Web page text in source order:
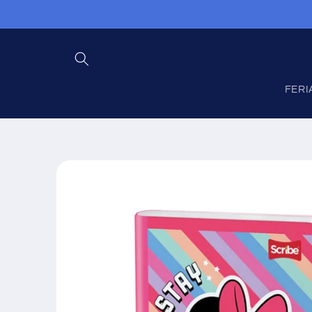
al contenido